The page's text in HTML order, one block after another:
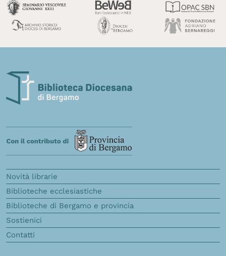
Novità librarie
Biblioteche ecclesiastiche
Biblioteche di Bergamo e provincia
Sostienici
Contatti